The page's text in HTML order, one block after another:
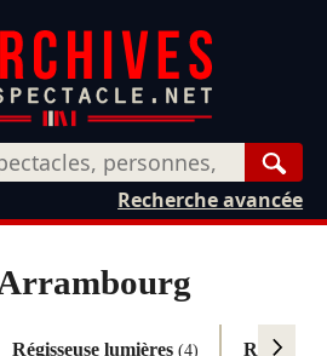
Recherche avancée
Régisseuse lumières (4)